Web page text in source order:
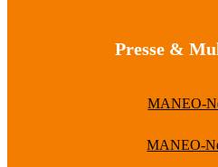
Presse &
MANEO-
MANEO-